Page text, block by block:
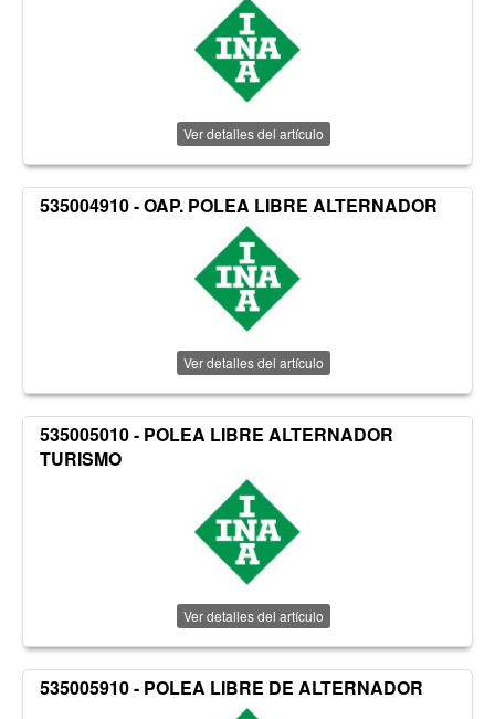
Ver detalles del artículo
535004910 - OAP. POLEA LIBRE ALTERNADOR
Ver detalles del artículo
535005010 - POLEA LIBRE ALTERNADOR
TURISMO
Ver detalles del artículo
535005910 - POLEA LIBRE DE ALTERNADOR